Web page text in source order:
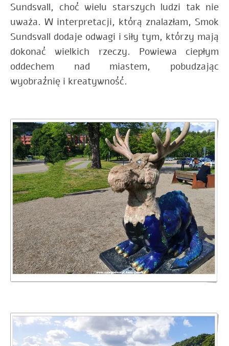
Sundsvall, choć wielu starszych ludzi tak nie
uważa. W interpretacji, którą znalazłam, Smok
Sundsvall dodaje odwagi i siły tym, którzy mają
dokonać wielkich rzeczy. Powiewa ciepłym
oddechem nad miastem, pobudzając
wyobraźnię i kreatywność.